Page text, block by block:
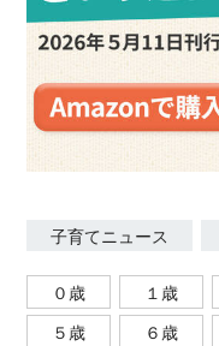
子育てニュース
０歳 １歳
５歳
６歳